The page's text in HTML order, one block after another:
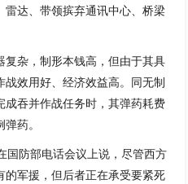
达、带领摈弃通讯中心、桥梁
复杂，制形本钱高，但由于其具
效用好、经济效益高。同无制
成吞并作战任务时，其弹药耗费
药。
国防部电话会议上说，尽管西方
的军援，但后者正在承受要紧死